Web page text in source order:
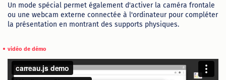
Un mode spécial permet également d'activer la caméra frontale
ou une webcam externe connectée à l'ordinateur pour compléter
la présentation en montrant des supports physiques.
vidéo de démo